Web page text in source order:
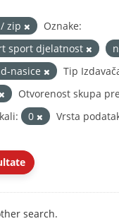
zip
Oznake:
sport djelatnost
nasice
Tip
Otvorenost skupa
0
Vrsta
search.